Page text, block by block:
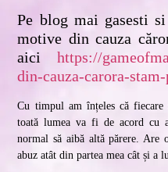
Pe blog mai gasesti
motive din cauza
aici https://
din-cauza-carora-
Cu timpul am înțeles că
toată lumea va fi de acord cu
normal să aibă altă părere. Are
abuz atât din partea mea cât și a